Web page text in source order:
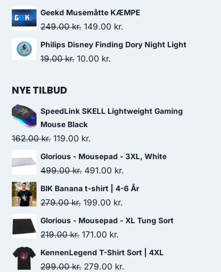
1,049.00 kr..
price
was:
price
Geekd Musemåtte KÆMPE
249.00kr. Original
price
was:
149.00 kr.
price
Philips Disney Finding Dory Night Light
19.00kr. Original
10.00 kr.
NYE TILBUD
SpeedLink SKELL Lightweight Gaming
Mouse Black
162.00kr. Original
price
was:
119.00 kr.
price
is:
119.00 kr..
Glorious - Mousepad - 3XL, White
499.00kr. Original
price
was:
491.00 kr.
price
BIK Banana t-shirt | 4-6 År
279.00kr. Original
price
was:
199.00 kr.
price
199.00 kr..
Glorious - Mousepad - XL Tung Sort
219.00kr. Original
price
was:
171.00 kr.
price
is:
KennenLegend T-Shirt Sort | 4XL
299.00kr. Original
279.00 kr.